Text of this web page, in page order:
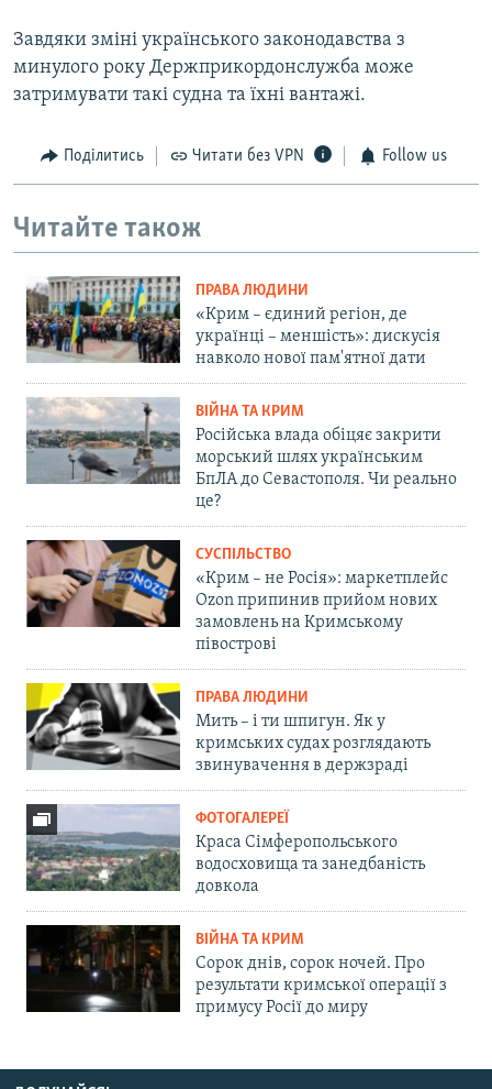
Завдяки зміні українського законодавства з
минулого року Держприкордонслужба може
затримувати такі судна та їхні вантажі.
Поділитись Читати без VPN Follow us
Читайте також
ПРАВА ЛЮДИНИ
«Крим – єдиний регіон, де
українці – меншість»: дискусія
навколо нової пам'ятної дати
ВІЙНА ТА КРИМ
Російська влада обіцяє закрити
морський шлях українським
БпЛА до Севастополя. Чи реально
це?
СУСПІЛЬСТВО
«Крим – не Росія»: маркетплейс
Ozon припинив прийом нових
замовлень на Кримському
півострові
ПРАВА ЛЮДИНИ
Мить – і ти шпигун. Як у
кримських судах розглядають
звинувачення в держзраді
ФОТОГАЛЕРЕЇ
Краса Сімферопольського
водосховища та занедбаність
довкола
ВІЙНА ТА КРИМ
Сорок днів, сорок ночей. Про
результати кримської операції з
примусу Росії до миру